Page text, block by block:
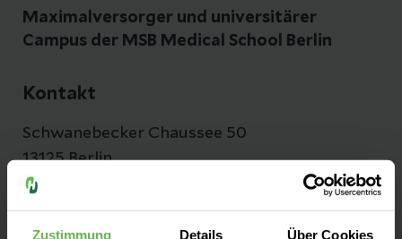
Zustimmung Details Über Cookies
Maximalversorger und universitärer
Campus der MSB Medical School Berlin
Kontakt
Schwanebecker Chaussee 50
13125 Berlin
Anfahrt auf Google Maps